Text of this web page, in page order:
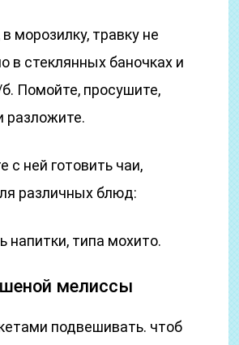
морозилку, травку не
в стеклянных баночках и
Помойте, просушите,
разложите.
с ней готовить чаи,
различных блюд:
напитки, типа мохито.
мелиссы
подвешивать. чтоб